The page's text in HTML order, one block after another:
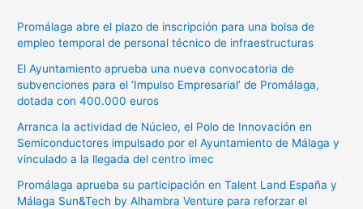
Promálaga abre el plazo de inscripción para una bolsa de
empleo temporal de personal técnico de infraestructuras
El Ayuntamiento aprueba una nueva convocatoria de
subvenciones para el ‘Impulso Empresarial’ de Promálaga,
dotada con 400.000 euros
Arranca la actividad de Núcleo, el Polo de Innovación en
Semiconductores impulsado por el Ayuntamiento de Málaga y
vinculado a la llegada del centro imec
Promálaga aprueba su participación en Talent Land España y
Málaga Sun&Tech by Alhambra Venture para reforzar el